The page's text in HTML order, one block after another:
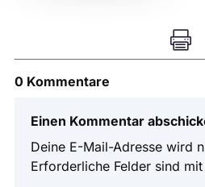

0 Kommentare
Einen Kommentar
Deine E-Mail-Adresse wird
Erforderliche Felder sind mit